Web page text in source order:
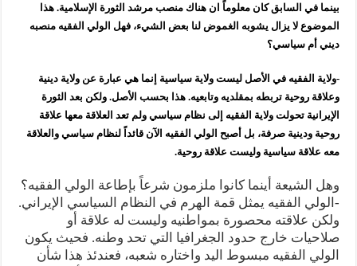
بينما في السابق كان معلوماً ان هناك منصب مرشد الثورة الإسلامية. هذا
الموضوع لا يزال يشوبه الغموض لنا بعض الشيء، فهل الولي الفقيه منصبه
ديني أم سياسي؟
-ولاية الفقيه في الأصل ليست ولاية سياسية إنما هي عبارة عن ولاية دينية
وعلاقة روحية تربطه بمقلديه وتابعيه. هذا بحسب الأصل. ولكن بعد الثورة
الإيرانية تحولت ولاية الفقيه إلى نظام سياسي ولم تعد العلاقة معها علاقة
روحية ودينية صرفة، بل أصبح الولي الفقيه الآن قائداً لنظام سياسي والعلاقة
معه علاقة سياسية وليست علاقة روحية.
وهل الشيعة أينما كانوا ملزمون شرعاً بإطاعة الولي الفقيه؟
-الولي الفقيه يمثل قمة الهرم في النظام السياسي الإيراني.
ولكن علاقته محصورة بمواطنيه وليست له علاقة أو
صلاحيات خارج حدود الجغرافيا التي تحد وطنه. فحيث يكون
الولي الفقيه مبسوط اليد واختاره شعبه، فعندئذ هذا شأن